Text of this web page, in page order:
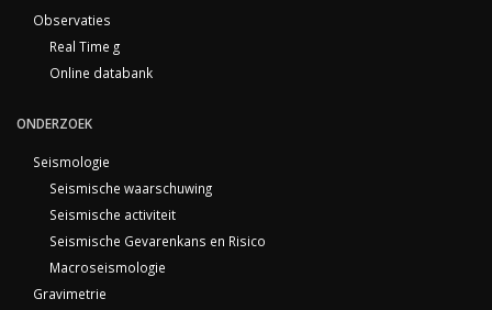
Observaties
Real Time g
Online databank
ONDERZOEK
Seismologie
Seismische waarschuwing
Seismische activiteit
Seismische Gevarenkans en Risico
Macroseismologie
Gravimetrie